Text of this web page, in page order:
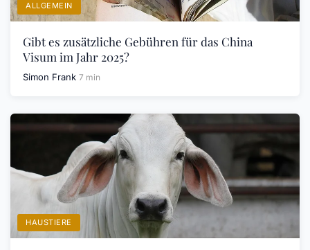
ALLGEMEIN
Gibt es zusätzliche Gebühren für das China
Visum im Jahr 2025?
Simon Frank 7 min
HAUSTIERE